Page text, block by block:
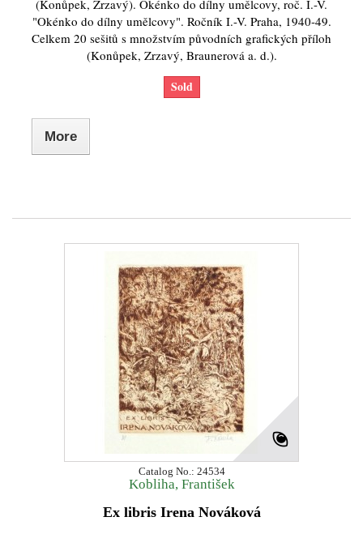
(Konůpek, Zrzavý). Okénko do dílny umělcovy, roč. I.-V.
"Okénko do dílny umělcovy". Ročník I.-V. Praha, 1940-49.
Celkem 20 sešitů s množstvím původních grafických příloh
(Konůpek, Zrzavý, Braunerová a. d.).
Sold
More
Catalog No.: 24534
Kobliha, František
Ex libris Irena Nováková